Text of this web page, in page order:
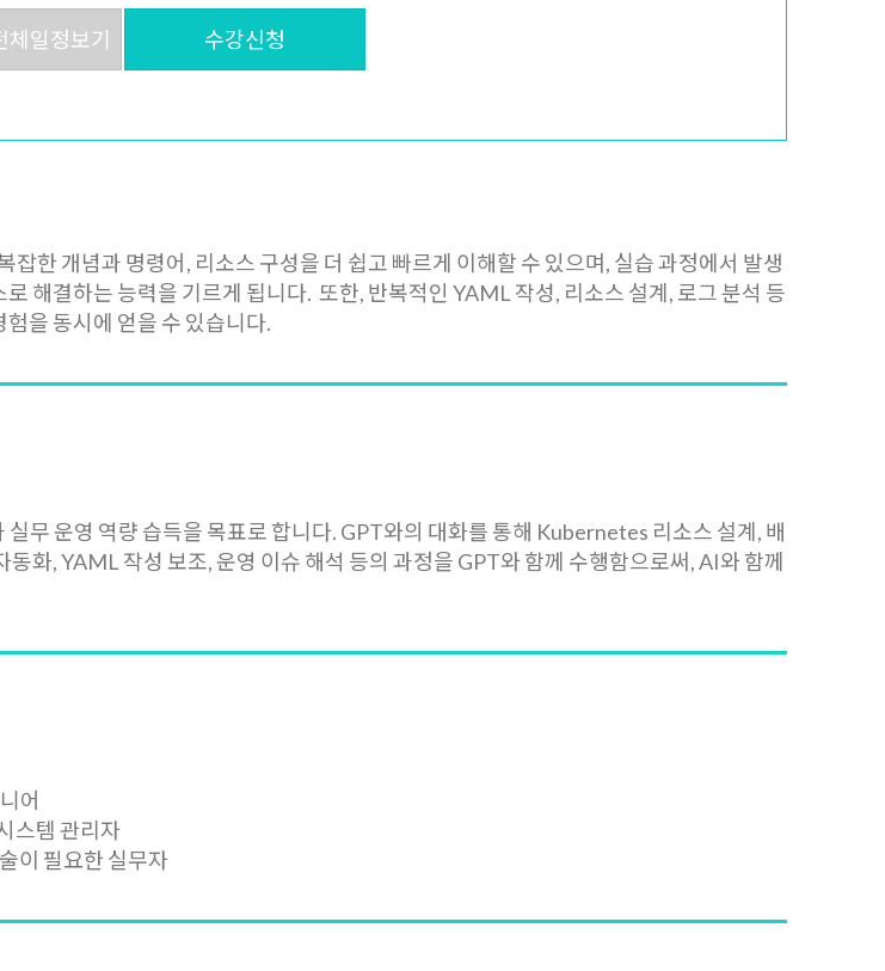
일정보기 수강신청
한 개념과 명령어, 리소스 구성을 더 쉽고 빠르게 이해할 수 있으며, 실습 과정에서 발생
해결하는 능력을 기르게 됩니다. 또한, 반복적인 YAML 작성, 리소스 설계, 로그 분석 등
을 동시에 얻을 수 있습니다.
무 운영 역량 습득을 목표로 합니다. GPT와의 대화를 통해 Kubernetes 리소스 설계, 배
화, YAML 작성 보조, 운영 이슈 해석 등의 과정을 GPT와 함께 수행함으로써, AI와 함께
어
스템 관리자
이 필요한 실무자